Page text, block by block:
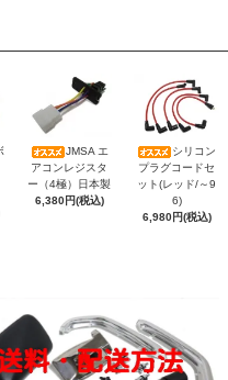
JMSA エ
アコンレジスタ
ー（4極）日本製
6,380円(税込)
シリコン
プラグコードセ
ット(レッド/～9
6)
6,980円(税込)